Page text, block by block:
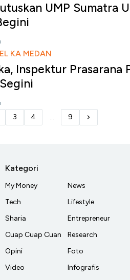
UMP Sumatra
KA MEDAN
Inspektur Prasarana
3 4 ... 9
Kategori
My Money
Tech
Sharia
Cuap Cuap Cuan
Opini
Video
News
Lifestyle
Entrepreneur
Research
Foto
Infografis